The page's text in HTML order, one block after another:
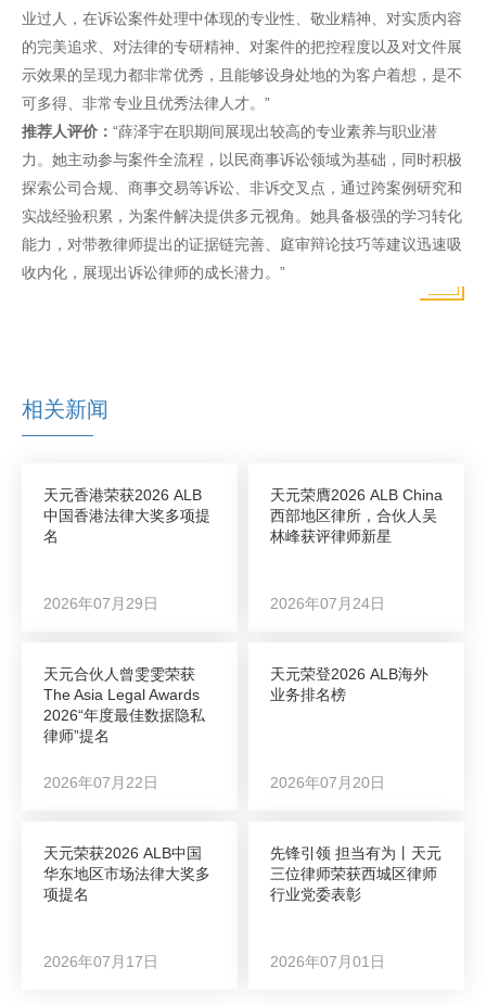
业过人，在诉讼案件处理中体现的专业性、敬业精神、对实质内容
的完美追求、对法律的专研精神、对案件的把控程度以及对文件展
示效果的呈现力都非常优秀，且能够设身处地的为客户着想，是不
可多得、非常专业且优秀法律人才。”
推荐人评价： “薛泽宇在职期间展现出较高的专业素养与职业潜
力。她主动参与案件全流程，以民商事诉讼领域为基础，同时积极
探索公司合规、商事交易等诉讼、非诉交叉点，通过跨案例研究和
实战经验积累，为案件解决提供多元视角。她具备极强的学习转化
能力，对带教律师提出的证据链完善、庭审辩论技巧等建议迅速吸
收内化，展现出诉讼律师的成长潜力。”
相关新闻
天元香港荣获2026 ALB
中国香港法律大奖多项提
名
2026年07月29日
天元荣膺2026 ALB China
西部地区律所，合伙人吴
林峰获评律师新星
2026年07月24日
天元合伙人曾雯雯荣获
The Asia Legal Awards
2026“年度最佳数据隐私
律师”提名
2026年07月22日
天元荣登2026 ALB海外
业务排名榜
2026年07月20日
天元荣获2026 ALB中国
华东地区市场法律大奖多
项提名
2026年07月17日
先锋引领 担当有为丨天元
三位律师荣获西城区律师
行业党委表彰
2026年07月01日